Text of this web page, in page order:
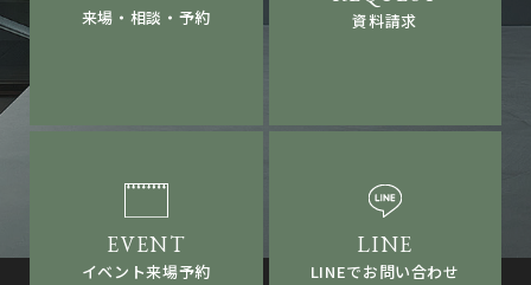
来場・相談・予約 資料請求
イベント来場予約 LINEでお問い合わせ